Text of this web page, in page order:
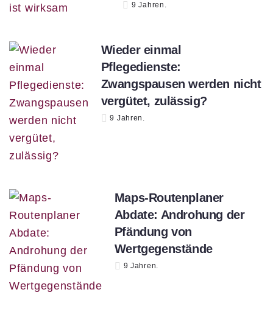
9 Jahren.
Wieder einmal
Pflegedienste:
Zwangspausen werden nicht
vergütet, zulässig?
9 Jahren.
Maps-Routenplaner
Abdate: Androhung der
Pfändung von
Wertgegenstände
9 Jahren.